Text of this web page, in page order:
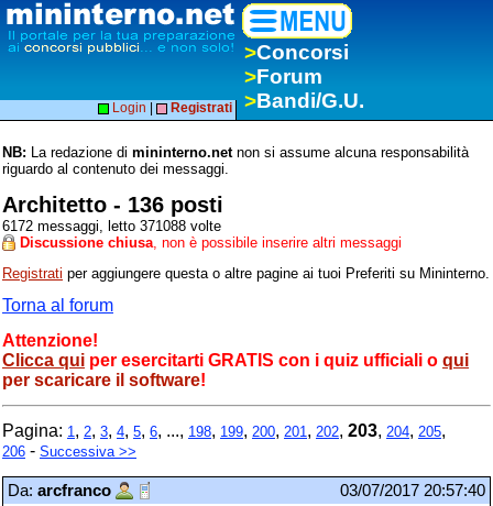
>Concorsi
>Forum
>Bandi/G.U.
Login Registrati
NB: La redazione di mininterno.netnon si assume alcuna responsabilità
riguardo al contenuto dei messaggi.
Architetto - 136 posti
6172 messaggi, letto 371088 volte
Discussione chiusa , non è possibile inserire altri messaggi
Registrati per aggiungere questa o altre pagine ai tuoi Preferiti su Mininterno.
Torna al forum
Attenzione!
Clicca qui per esercitarti GRATIS con i quiz ufficiali o qui
per scaricare il software!
Pagina: 1, 2, 3, 4, 5, 6, ..., 198, 199, 200, 201, 202, 203, 204, 205,
206 - Successiva >>
Da: arcfranco
03/07/2017 20:57:40